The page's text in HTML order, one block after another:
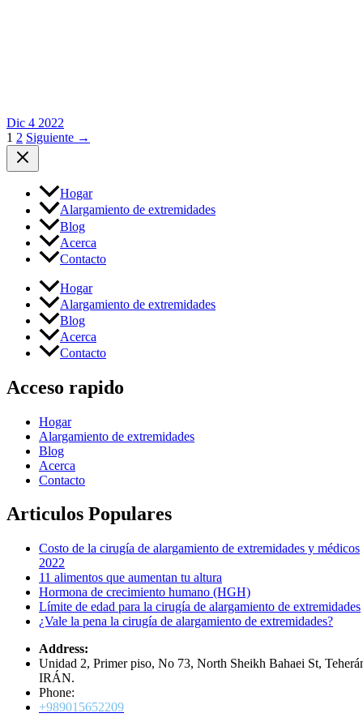
Dic 4 2022
1 2 Siguiente →
Hogar
Alargamiento de extremidades
Blog
Acerca
Contacto
Hogar
Alargamiento de extremidades
Blog
Acerca
Contacto
Acceso rapido
Hogar
Alargamiento de extremidades
Blog
Acerca
Contacto
Articulos Populares
Costo de la cirugía de alargamiento de extremidades y médicos
2022
11 alimentos que aumentan tu altura
Hormona de crecimiento humano (HGH)
Límite de edad para la cirugía de alargamiento de extremidades
¿Vale la pena la cirugía de alargamiento de extremidades?
Address:
Unidad 2, Primer piso, No 73, North Sheikh Bahaei St,
IRÁN.
Phone:
+989015652209